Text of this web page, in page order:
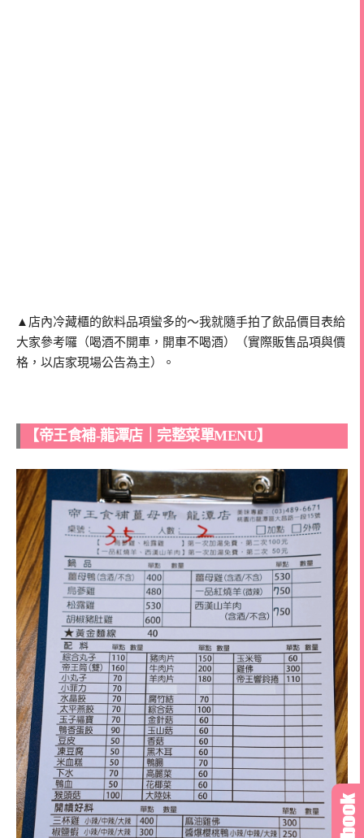
▲店內冷藏櫃的飲料品項蠻多的～我就隨手拍了飲品價目表給
大家參考囉（喝酒不開車，開車不喝酒）（實際販售品項與價
格，以店家現場公告為主）。
【帝王食補-龍潭店｜完整菜單MENU】